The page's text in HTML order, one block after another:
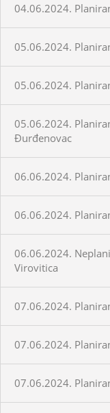
04.06.2024.
05.06.2024.
05.06.2024.
05.06.2024.
Đurđenovac
06.06.2024.
06.06.2024.
06.06.2024.
Virovitica
07.06.2024.
07.06.2024.
07.06.2024.